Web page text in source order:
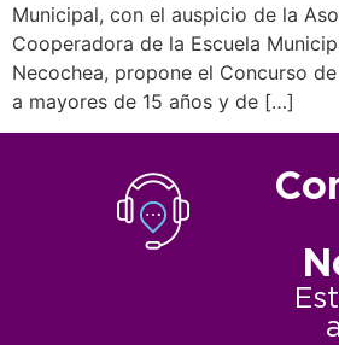
Municipal, con el auspicio de la
Cooperadora de la Escuela
Necochea, propone el Concurso
a mayores de 15 años y de […]